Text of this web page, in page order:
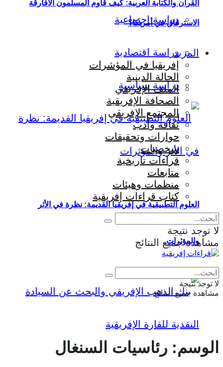
دراسة اجتماعية
دراسة اقتصادية
دراسة سياسية
العلوم التطبيقية في إفريقيا القديمة: نظرة في الأثر
والمؤثرات
القرآن والكتابة العربية: كيف قاوم المسلمون الأفارقة
الاسترقاق في أمريكا؟
المزيد
إفريقيا في المؤشرات
الحالة الدينية
الملف الإفريقي
الصحافة الإفريقية
المجتمع الإفريقي
ثقافة وأدب
حوارات وتحقيقات
شخصيات
قراءات تاريخية
متابعات
منظمات وهيئات
كتاب قراءات إفريقية
لا توجد نتيجة
مشاهدة جميع النتائج
لا توجد نتيجة
مشاهدة جميع النتائج
الوسم: رئاسيات السنغال